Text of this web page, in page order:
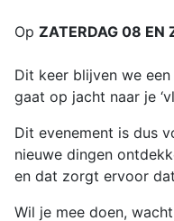
Op ZATERDAG 08 EN
Dit keer blijven we
gaat op jacht naar je
Dit evenement is dus
nieuwe dingen
en dat zorgt ervoor
Wil je mee doen,